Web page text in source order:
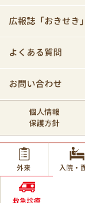
広報誌「おきせき」
よくある質問
お問い合わせ
個人情報
保護方針
©
外来
入院・
救急診療